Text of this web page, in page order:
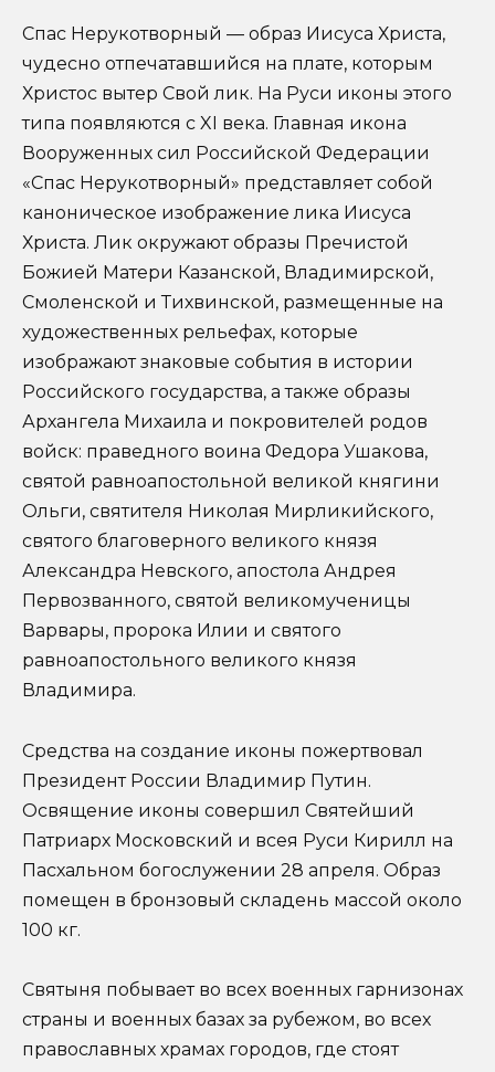
Спас Нерукотворный — образ Иисуса Христа,
чудесно отпечатавшийся на плате, которым
Христос вытер Свой лик. На Руси иконы этого
типа появляются с XI века. Главная икона
Вооруженных сил Российской Федерации
«Спас Нерукотворный» представляет собой
каноническое изображение лика Иисуса
Христа. Лик окружают образы Пречистой
Божией Матери Казанской, Владимирской,
Смоленской и Тихвинской, размещенные на
художественных рельефах, которые
изображают знаковые события в истории
Российского государства, а также образы
Архангела Михаила и покровителей родов
войск: праведного воина Федора Ушакова,
святой равноапостольной великой княгини
Ольги, святителя Николая Мирликийского,
святого благоверного великого князя
Александра Невского, апостола Андрея
Первозванного, святой великомученицы
Варвары, пророка Илии и святого
равноапостольного великого князя
Владимира.
Средства на создание иконы пожертвовал
Президент России Владимир Путин.
Освящение иконы совершил Святейший
Патриарх Московский и всея Руси Кирилл на
Пасхальном богослужении 28 апреля. Образ
помещен в бронзовый складень массой около
100 кг.
Святыня побывает во всех военных гарнизонах
страны и военных базах за рубежом, во всех
православных храмах городов, где стоят